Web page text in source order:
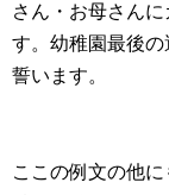
さん・お母さん
す。幼稚園最後
誓います。
ここの例文の他